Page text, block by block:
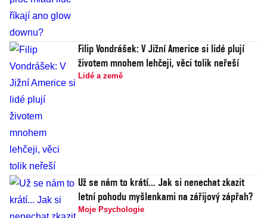
Filip Vondrášek: V Jižní Americe si lidé plují
životem mnohem lehčeji, věci tolik neřeší
Lidé a země
Už se nám to krátí... Jak si nenechat zkazit
letní pohodu myšlenkami na zářijový zápřah?
Moje Psychologie